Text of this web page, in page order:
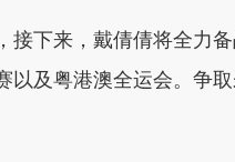
接下来，戴倩倩将全力
以及粤港澳全运会。争